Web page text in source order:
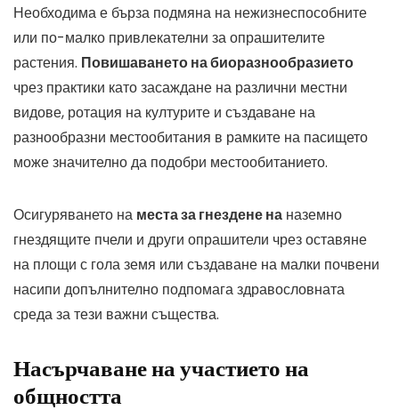
Необходима е бърза подмяна на нежизнеспособните
или по-малко привлекателни за опрашителите
растения. Повишаването на биоразнообразието
чрез практики като засаждане на различни местни
видове, ротация на културите и създаване на
разнообразни местообитания в рамките на пасището
може значително да подобри местообитанието.
Осигуряването на места за гнездене на наземно
гнездящите пчели и други опрашители чрез оставяне
на площи с гола земя или създаване на малки почвени
насипи допълнително подпомага здравословната
среда за тези важни същества.
Насърчаване на участието на
общността